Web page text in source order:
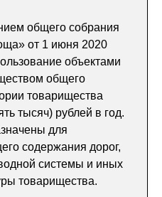
общего собрания
от 1 июня 2020
объектами
общего
товарищества
тысяч) рублей в год.
для
содержания дорог,
системы и иных
товарищества.